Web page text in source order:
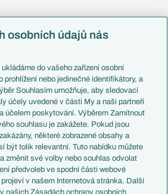
Česko
Francie
Itálie
Německo
Španělsko
Argentina
Brazílie
Přestupy
Zápasy
Livescore
Tipovací soutěž
osobních údajů nás
ukládáme do vašeho zařízení osobní
prohlížení nebo jedinečné identifikátory, a
Souhlasím umožňuje, aby sledovací
účely uvedené v části My a naši partneři
účelem poskytování. Výběrem Zamítnout
souhlasu je zakážete. Pokud jsou
některé zobrazené obsahy a
být tolik relevantní. Tuto nabídku můžete
změnit své volby nebo souhlas odvolat
předvoleb ve spodní části webové
v našem Internetová stránka. Další
našich Zásadách ochrany osobních